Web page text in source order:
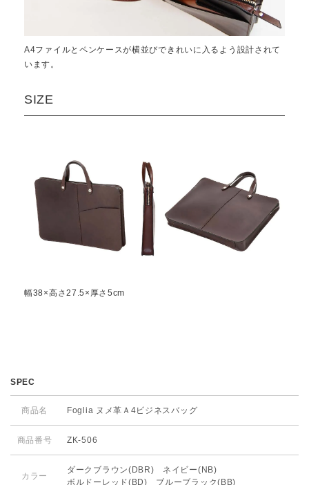
A4ファイルとペンケースが横並びできれいに入るよう設計されて
います。
SIZE
幅38×高さ27.5×厚さ5cm
SPEC
商品名 Foglia ヌメ革Ａ4ビジネスバッグ
商品番号 ZK-506
カラー
ダークブラウン(DBR) ネイビー(NB)
ボルドーレッド(BD) ブルーブラック(BB)